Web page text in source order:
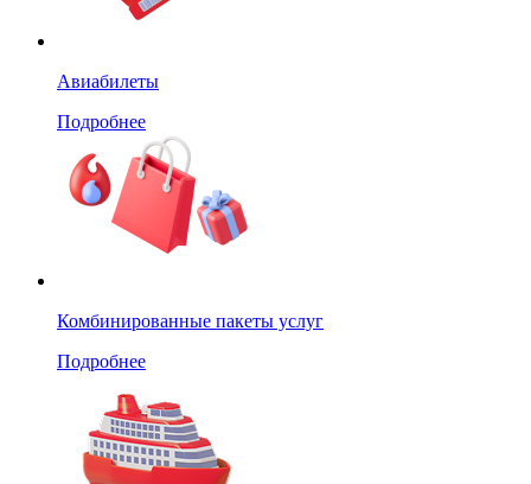
Авиабилеты
Подробнее
Комбинированные пакеты услуг
Подробнее